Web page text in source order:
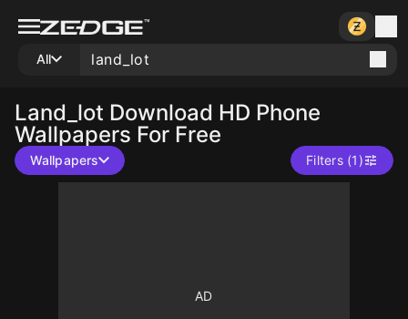
All
Land_lot Download HD Phone
Wallpapers For Free
Wallpapers Filters (1)